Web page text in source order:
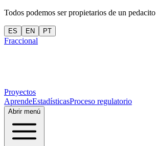
Todos podemos ser propietarios de un pedacito
ES EN PT
Fraccional
Proyectos
AprendeEstadísticasProceso regulatorio
Abrir menú